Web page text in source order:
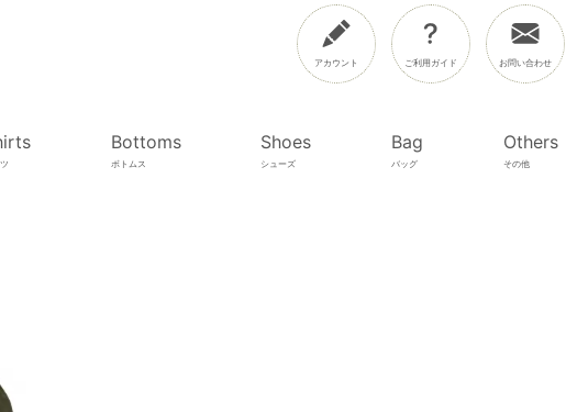
アカウント ご利用ガイド お問い合わせ
Bottoms
ボトムス
Shoes
シューズ
Bag
バッグ
Others
その他